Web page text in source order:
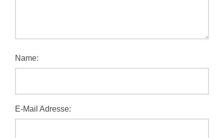
Name:
E-Mail Adresse: